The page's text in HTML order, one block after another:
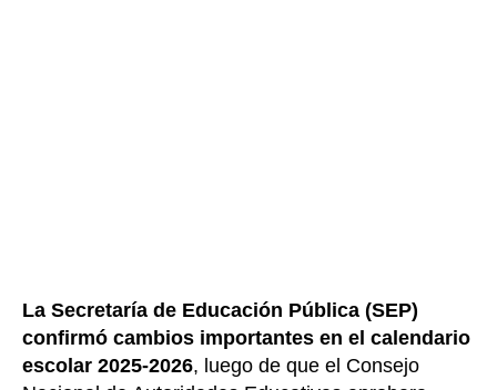
La Secretaría de Educación Pública (SEP)
confirmó cambios importantes en el calendario
escolar 2025-2026, luego de que el Consejo